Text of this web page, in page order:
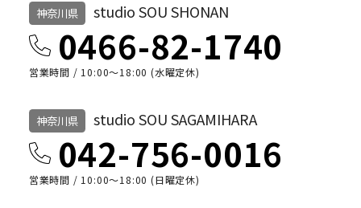
神奈川県 studio SOU SHONAN
0466-82-1740
営業時間 / 10:00〜18:00 (水曜定休)
神奈川県 studio SOU SAGAMIHARA
042-756-0016
営業時間 / 10:00〜18:00 (日曜定休)